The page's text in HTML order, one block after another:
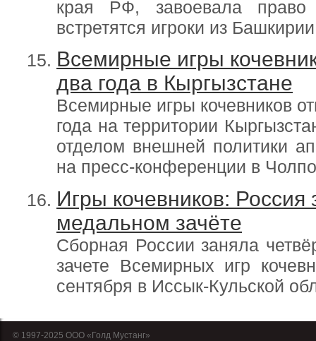
края РФ, завоевала
встретятся игроки из
Всемирные игры
два года в Кыргызстане
Всемирные игры кочевников
года на территории
отделом внешней политики
на пресс-конференции в
Игры кочевников: Россия
медальном зачёте
Сборная России заняла
зачете Всемирных игр
сентября в Иссык-Кульской
© 1997-2025 OOO «Голд Мустанг»